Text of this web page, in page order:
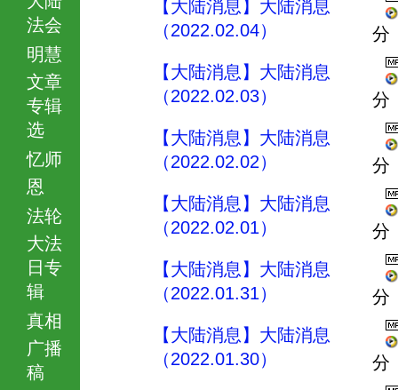
法会
明慧
文章
专辑
选
忆师
恩
法轮
大法
日专
辑
真相
广播
稿
【大陆消息】大陆消息
（2022.02.04）
分
【大陆消息】大陆消息
（2022.02.03）
分
【大陆消息】大陆消息
（2022.02.02）
分
【大陆消息】大陆消息
（2022.02.01）
分
【大陆消息】大陆消息
（2022.01.31）
分
【大陆消息】大陆消息
（2022.01.30）
分